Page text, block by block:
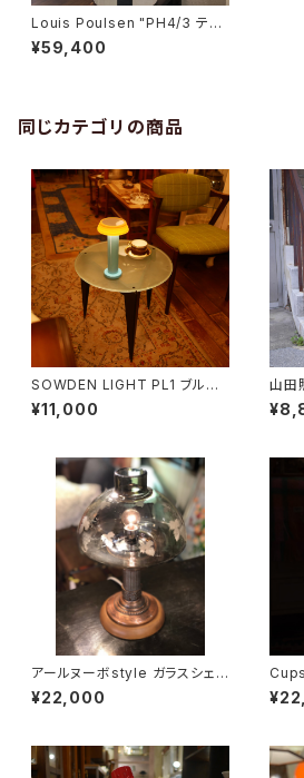
Louis Poulsen "PH4/3 テー
ブル"
¥59,400
同じカテゴリの商品
SOWDEN LIGHT PL1 ブルー
×オレンジ
¥11,000
山田
アールヌーボstyle ガラスシェ
ードランプ
¥22,000